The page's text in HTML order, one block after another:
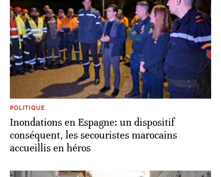
POLITIQUE
Inondations en Espagne: un dispositif
conséquent, les secouristes marocains
accueillis en héros